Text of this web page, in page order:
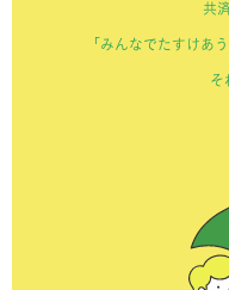
共
「みんなでたすけあう
そ